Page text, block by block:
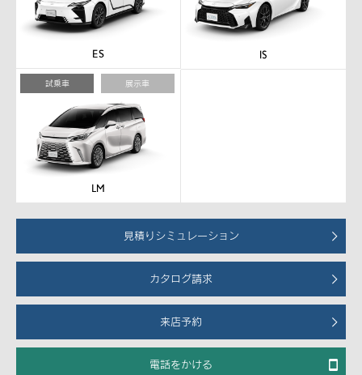
試乗車 展示車
見積りシミュレーション
カタログ請求
来店予約
電話をかける